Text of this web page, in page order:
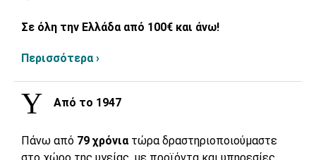
Σε όλη την Ελλάδα από 100€ και άνω!
Περισσότερα ›
Από το 1947
Πάνω από 79 χρόνια τώρα δραστηριοποιούμαστε